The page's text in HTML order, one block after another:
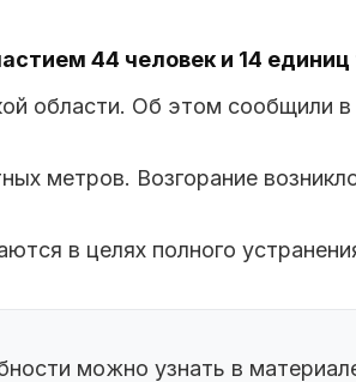
44 человек и 14 единиц
области. Об этом сообщили
метров. Возгорание
в целях полного
можно узнать в